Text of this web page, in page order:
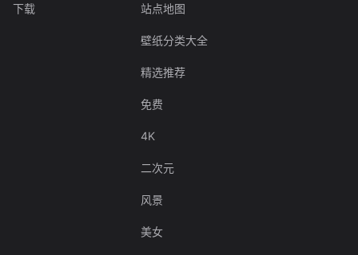
下载 站点地图
壁纸分类大全
精选推荐
免费
4K
二次元
风景
美女